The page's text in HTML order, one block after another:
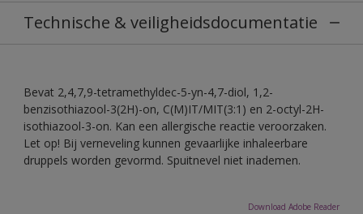
Technische & veiligheidsdocumentatie
Bevat 2,4,7,9-tetramethyldec-5-yn-4,7-diol, 1,2-
benzisothiazool-3(2H)-on, C(M)IT/MIT(3:1) en 2-octyl-2H-
isothiazool-3-on. Kan een allergische reactie veroorzaken.
Let op! Bij verneveling kunnen gevaarlijke inhaleerbare
druppels worden gevormd. Spuitnevel niet inademen.
Download Adobe Reader